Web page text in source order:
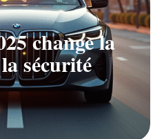
change la
sécurité